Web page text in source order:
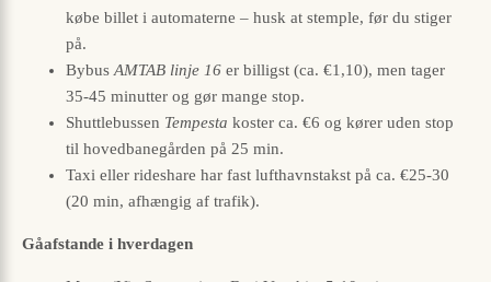
købe billet i automaterne – husk at stemple, før du stiger
på.
Bybus AMTAB linje 16 er billigst (ca. €1,10), men tager
35-45 minutter og gør mange stop.
Shuttlebussen Tempesta koster ca. €6 og kører uden stop
til hovedbanegården på 25 min.
Taxi eller rideshare har fast lufthavnstakst på ca. €25-30
(20 min, afhængig af trafik).
Gåafstande i hverdagen